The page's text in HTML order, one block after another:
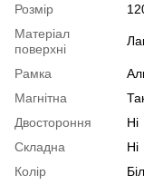
Розмір
Матеріал
поверхні
Рамка
Магнітна
Двостороння
Ні
Складна
Ні
Колір